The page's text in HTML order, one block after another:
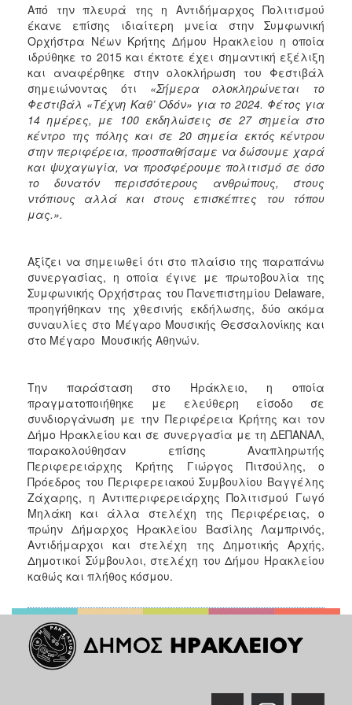
Από την πλευρά της η Αντιδήμαρχος Πολιτισμού
έκανε επίσης ιδιαίτερη μνεία στην Συμφωνική
Ορχήστρα Νέων Κρήτης Δήμου Ηρακλείου η οποία
ιδρύθηκε το 2015 και έκτοτε έχει σημαντική εξέλιξη
και αναφέρθηκε στην ολοκλήρωση του Φεστιβάλ
σημειώνοντας ότι «Σήμερα ολοκληρώνεται το
Φεστιβάλ «Τέχνη Καθ’ Οδόν» για το 2024. Φέτος για
14 ημέρες, με 100 εκδηλώσεις σε 27 σημεία στο
κέντρο της πόλης και σε 20 σημεία εκτός κέντρου
στην περιφέρεια, προσπαθήσαμε να δώσουμε χαρά
και ψυχαγωγία, να προσφέρουμε πολιτισμό σε όσο
το δυνατόν περισσότερους ανθρώπους, στους
ντόπιους αλλά και στους επισκέπτες του τόπου
μας.».
Αξίζει να σημειωθεί ότι στο πλαίσιο της παραπάνω
συνεργασίας, η οποία έγινε με πρωτοβουλία της
Συμφωνικής Ορχήστρας του Πανεπιστημίου Delaware,
προηγήθηκαν της χθεσινής εκδήλωσης, δύο ακόμα
συναυλίες στο Μέγαρο Μουσικής Θεσσαλονίκης και
στο Μέγαρο Μουσικής Αθηνών.
Την παράσταση στο Ηράκλειο, η οποία
πραγματοποιήθηκε με ελεύθερη είσοδο σε
συνδιοργάνωση με την Περιφέρεια Κρήτης και τον
Δήμο Ηρακλείου και σε συνεργασία με τη ΔΕΠΑΝΑΛ,
παρακολούθησαν επίσης Αναπληρωτής
Περιφερειάρχης Κρήτης Γιώργος Πιτσούλης, ο
Πρόεδρος του Περιφερειακού Συμβουλίου Βαγγέλης
Ζάχαρης, η Αντιπεριφερειάρχης Πολιτισμού Γωγό
Μηλάκη και άλλα στελέχη της Περιφέρειας, ο
πρώην Δήμαρχος Ηρακλείου Βασίλης Λαμπρινός,
Αντιδήμαρχοι και στελέχη της Δημοτικής Αρχής,
Δημοτικοί Σύμβουλοι, στελέχη του Δήμου Ηρακλείου
καθώς και πλήθος κόσμου.